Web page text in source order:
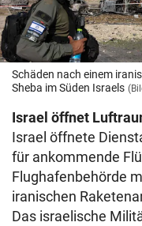
Schäden nach einem
Sheba im Süden Israels
Israel öffnet
Israel öffnete
für ankommende
Flughafenbehörde
iranischen
Das israelische